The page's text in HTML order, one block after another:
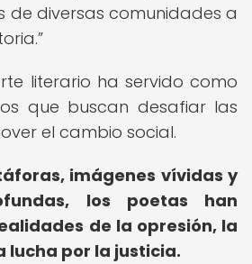
de diversas comunidades a
literario ha servido como
que buscan desafiar las
el cambio social.
imágenes vívidas y
los poetas han
de la opresión, la
lucha por la justicia.